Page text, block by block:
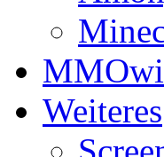
Weiteres